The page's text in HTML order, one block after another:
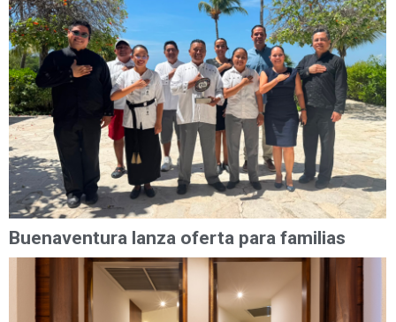
Buenaventura lanza oferta para familias